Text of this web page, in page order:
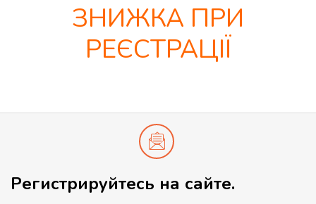
ЗНИЖКА ПРИ
РЕЄСТРАЦІЇ
Регистрируйтесь на сайте.